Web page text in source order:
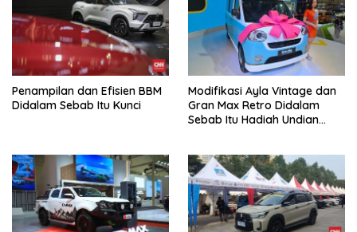
Penampilan dan Efisien BBM
Didalam Sebab Itu Kunci
Modifikasi Ayla Vintage dan
Gran Max Retro Didalam
Sebab Itu Hadiah Undian